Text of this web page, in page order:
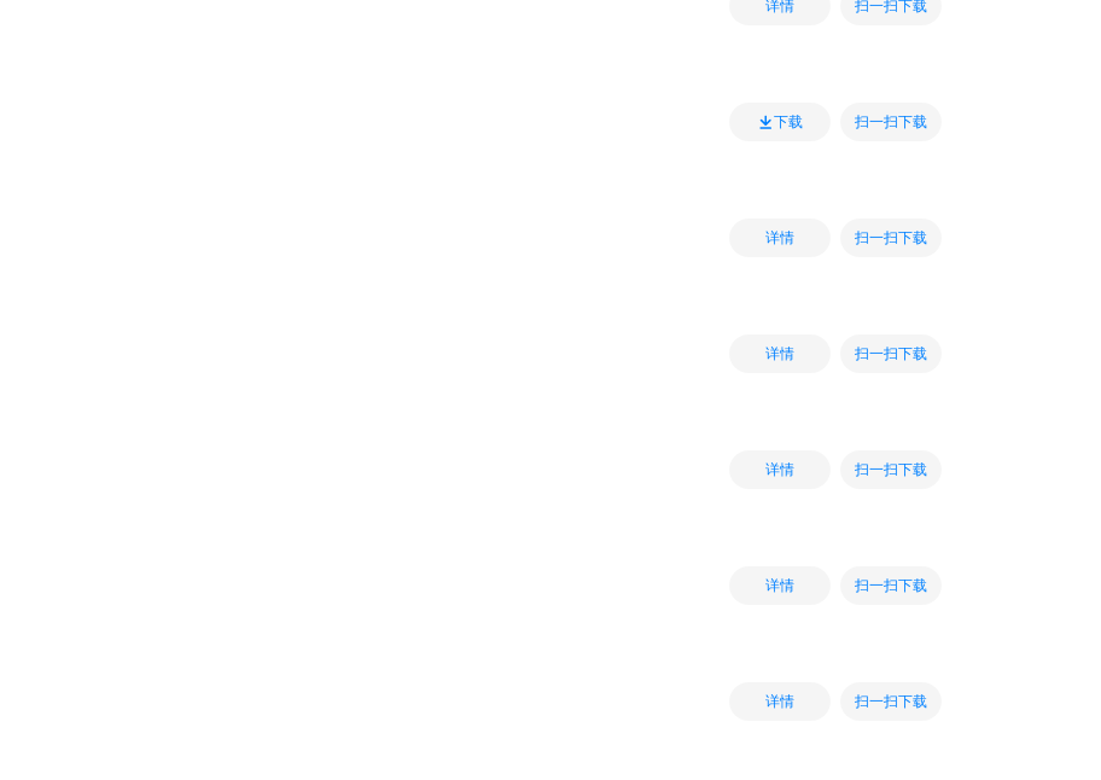
详情 扫一扫下载
下载 扫一扫下载
详情 扫一扫下载
详情 扫一扫下载
详情 扫一扫下载
详情 扫一扫下载
详情 扫一扫下载